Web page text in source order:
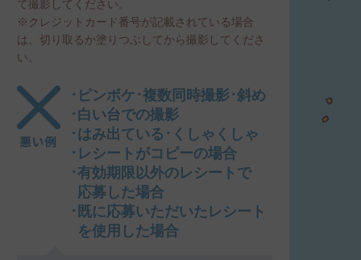
て撮影してください。
※クレジットカード番号が記載されている場合
は、切り取るか塗りつぶしてから撮影してくださ
い。
･ピンボケ ･複数同時撮影･斜め
･白い台での撮影
･はみ出ている ･くしゃくしゃ
･レシートがコピーの場合
･有効期限以外のレシートで
応募した場合
･既に応募いただいたレシート
を使用した場合